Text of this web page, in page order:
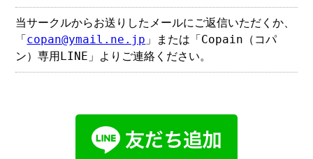
当サークルからお送りしたメールにご返信いただくか、
「copan@ymail.ne.jp 」または「Copain（コパ
ン）専用LINE」よりご連絡ください。